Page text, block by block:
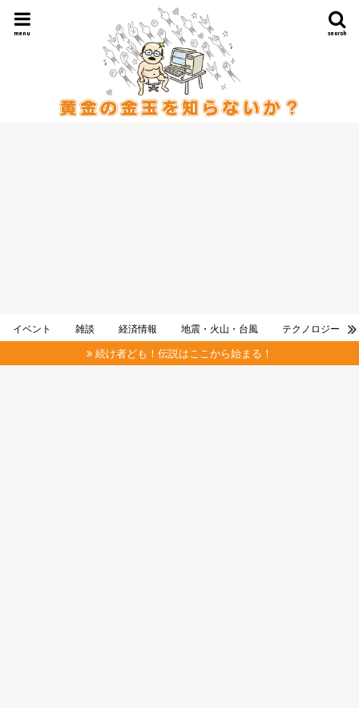
search
menu
イベント 雑談 経済情報 地震・火山・台風 テクノロジー
続け者ども！伝説はここから始まる！